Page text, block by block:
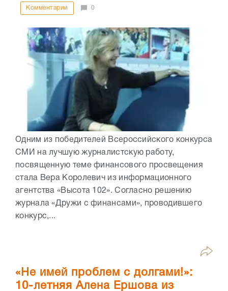
Комментарии 0
Одним из победителей Всероссийского конкурса
СМИ на лучшую журналистскую работу,
посвященную теме финансового просвещения
стала Вера Королевич из информационного
агентства «Высота 102». Согласно решению
журнала «Дружи с финансами», проводившего
конкурс,...
«Не имей проблем с долгами!»:
10-летняя Алена Ершова из